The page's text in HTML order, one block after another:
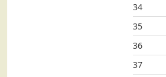
34
35
36
37